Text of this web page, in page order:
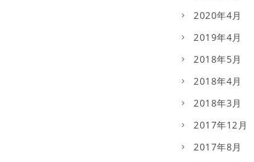
2020年4月
2019年4月
2018年5月
2018年4月
2018年3月
2017年12月
2017年8月